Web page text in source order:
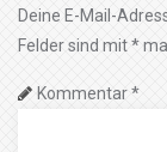
Deine E-Mail-
Felder sind mit*
Kommentar*